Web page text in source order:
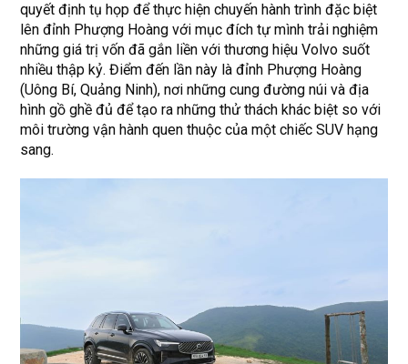
quyết định tụ họp để thực hiện chuyến hành trình đặc biệt
lên đỉnh Phượng Hoàng với mục đích tự mình trải nghiệm
những giá trị vốn đã gắn liền với thương hiệu Volvo suốt
nhiều thập kỷ. Điểm đến lần này là đỉnh Phượng Hoàng
(Uông Bí, Quảng Ninh), nơi những cung đường núi và địa
hình gồ ghề đủ để tạo ra những thử thách khác biệt so với
môi trường vận hành quen thuộc của một chiếc SUV hạng
sang.